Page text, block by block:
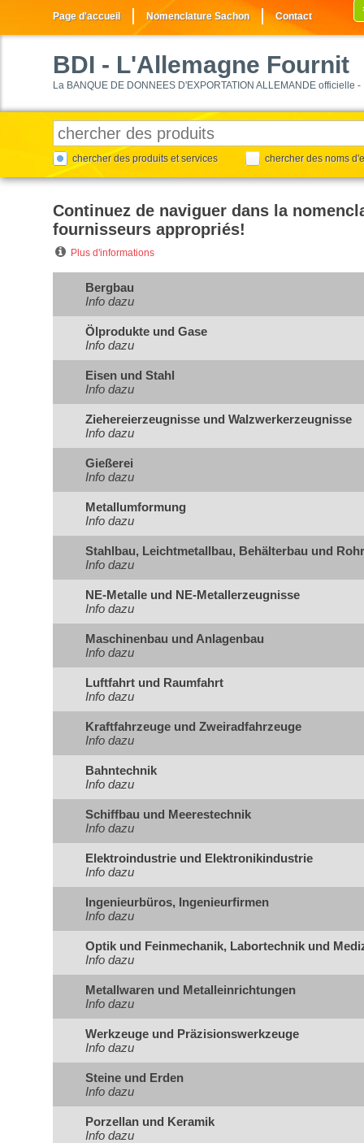
Page d'accueil Nomenclature Sachon Contact
BDI - L'Allemagne Fournit
La BANQUE DE DONNEES D'EXPORTATION ALLEMANDE officielle
chercher des produits et services chercher des noms
Continuez de naviguer dans la
fournisseurs appropriés!
Plus d'informations
Bergbau
Info dazu
Ölprodukte und Gase
Info dazu
Eisen und Stahl
Info dazu
Ziehereierzeugnisse und Walzwerkerzeugnisse
Info dazu
Gießerei
Info dazu
Metallumformung
Info dazu
Stahlbau, Leichtmetallbau, Behälterbau und
Info dazu
NE-Metalle und NE-Metallerzeugnisse
Info dazu
Maschinenbau und Anlagenbau
Info dazu
Luftfahrt und Raumfahrt
Info dazu
Kraftfahrzeuge und Zweiradfahrzeuge
Info dazu
Bahntechnik
Info dazu
Schiffbau und Meerestechnik
Info dazu
Elektroindustrie und Elektronikindustrie
Info dazu
Ingenieurbüros, Ingenieurfirmen
Info dazu
Optik und Feinmechanik, Labortechnik und
Info dazu
Metallwaren und Metalleinrichtungen
Info dazu
Werkzeuge und Präzisionswerkzeuge
Info dazu
Steine und Erden
Info dazu
Porzellan und Keramik
Info dazu